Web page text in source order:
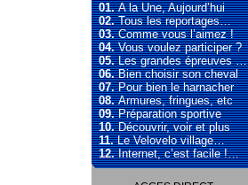
01.A la Une, Aujourd’hui
02.Tous les reportages…
03.Comme vous l’aimez !
04.Vous voulez participer ?
05.Les grandes épreuves …
06.Bien choisir son cheval
07.Pour bien le harnacher
08.Armures, fringues, etc
09.Préparation sportive
10.Découvrir, voir et plus
11.Le Velovelo village…
12.Internet, c’est facile !…